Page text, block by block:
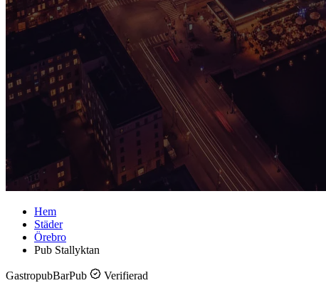
Hem
Städer
Örebro
Pub Stallyktan
GastropubBarPub Verifierad